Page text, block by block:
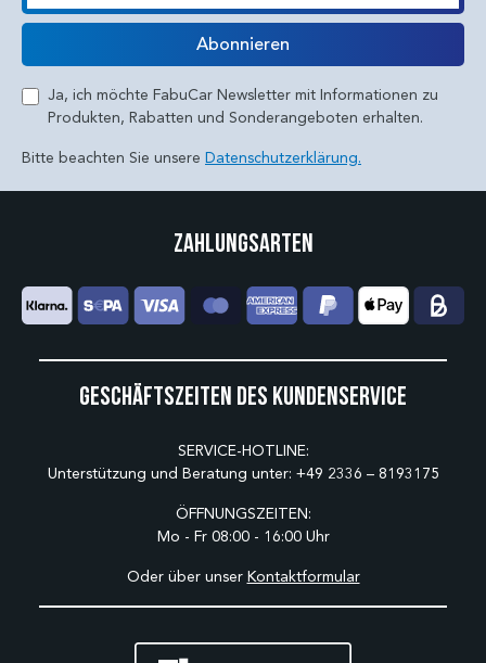
E-Mail
Abonnieren
Ja, ich möchte FabuCar Newsletter mit Informationen zu
Produkten, Rabatten und Sonderangeboten erhalten.
Bitte beachten Sie unsere Datenschutzerklärung.
Geschäftszeiten des Kundenservice
SERVICE-HOTLINE:
Unterstützung und Beratung unter: +49 2336 – 8193175
ÖFFNUNGSZEITEN:
Mo - Fr 08:00 - 16:00 Uhr
Oder über unser Kontaktformular
Zahlungsarten